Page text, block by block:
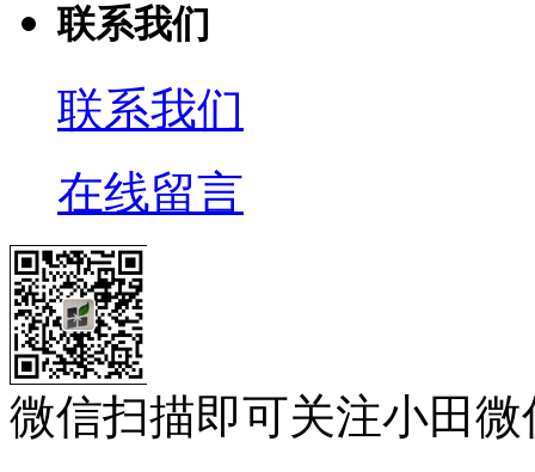
联系我们
联系我们
在线留言
微信扫描即可关注小田